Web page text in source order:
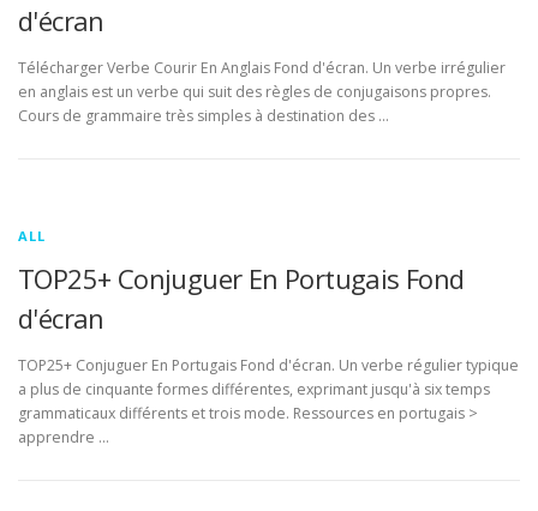
d'écran
Télécharger Verbe Courir En Anglais Fond d'écran. Un verbe irrégulier
en anglais est un verbe qui suit des règles de conjugaisons propres.
Cours de grammaire très simples à destination des …
ALL
TOP25+ Conjuguer En Portugais Fond
d'écran
TOP25+ Conjuguer En Portugais Fond d'écran. Un verbe régulier typique
a plus de cinquante formes différentes, exprimant jusqu'à six temps
grammaticaux différents et trois mode. Ressources en portugais >
apprendre …